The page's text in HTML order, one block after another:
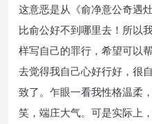
这意恶是从《俞净意公奇遇
比俞公好不到哪里去！所以
样写自己的罪行，希望可以
去觉得我自己心好行好，很
致了。乍眼一看我性格温柔
笑，端庄大气。可是实际上